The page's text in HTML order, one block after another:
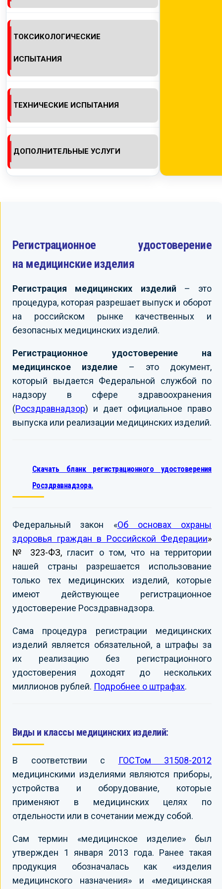
ТОКСИКОЛОГИЧЕСКИЕ
ИСПЫТАНИЯ
ТЕХНИЧЕСКИЕ ИСПЫТАНИЯ
ДОПОЛНИТЕЛЬНЫЕ УСЛУГИ
Регистрационное удостоверение
на медицинские изделия
Регистрация медицинских изделий – это
процедура, которая разрешает выпуск и оборот
на российском рынке качественных и
безопасных медицинских изделий.
Регистрационное удостоверение на
медицинское изделие – это документ,
который выдается Федеральной службой по
надзору в сфере здравоохранения
(Росздравнадзор) и дает официальное право
выпуска или реализации медицинских изделий.
Скачать бланк регистрационного удостоверения
Росздравнадзора.
Федеральный закон «Об основах охраны
здоровья граждан в Российской Федерации»
№ 323-ФЗ, гласит о том, что на территории
нашей страны разрешается использование
только тех медицинских изделий, которые
имеют действующее регистрационное
удостоверение Росздравнадзора.
Сама процедура регистрации медицинских
изделий является обязательной, а штрафы за
их реализацию без регистрационного
удостоверения доходят до нескольких
миллионов рублей. Подробнее о штрафах.
Виды и классы медицинских изделий:
В соответствии с
ГОСТом 31508-2012
медицинскими изделиями являются приборы,
устройства и оборудование, которые
применяют в медицинских целях по
отдельности или в сочетании между собой.
Сам термин «медицинское изделие» был
утвержден 1 января 2013 года. Ранее такая
продукция обозначалась как «изделия
медицинского назначения» и «медицинская